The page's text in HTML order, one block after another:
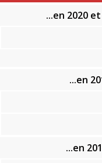
...en 2020
...en
...en